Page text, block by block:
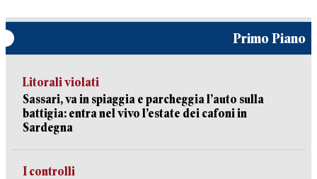
Primo Piano
Litorali violati
Sassari, va in spiaggia e parcheggia l’auto sulla
battigia: entra nel vivo l’estate dei cafoni in
Sardegna
I controlli